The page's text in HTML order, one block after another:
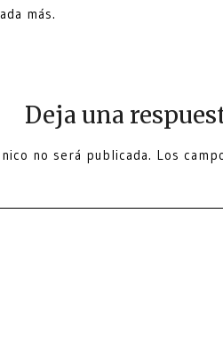
más.
Deja una
no será publicada. Los